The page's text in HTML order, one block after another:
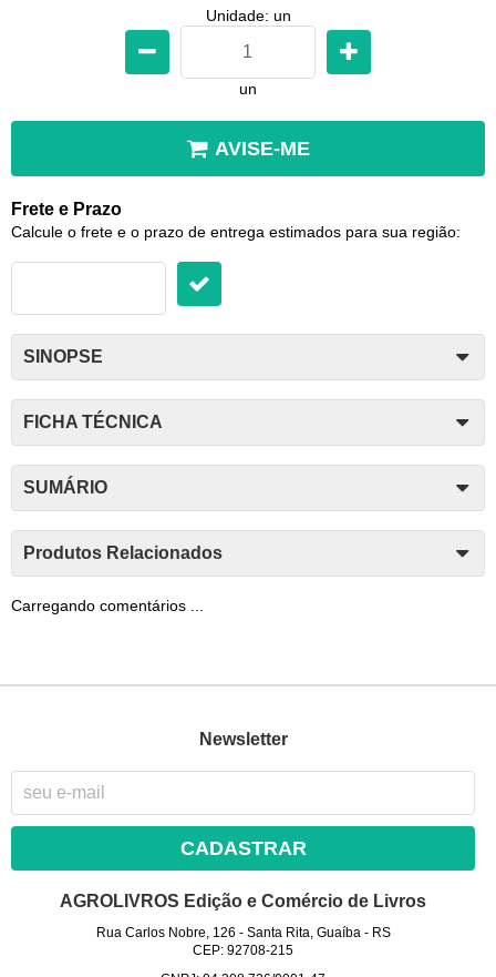
Unidade: un
un
AVISE-ME
Frete e Prazo
Calcule o frete e o prazo de entrega estimados para sua região:
SINOPSE
FICHA TÉCNICA
SUMÁRIO
Produtos Relacionados
Carregando comentários ...
Newsletter
CADASTRAR
AGROLIVROS Edição e Comércio de Livros
Rua Carlos Nobre, 126 - Santa Rita, Guaíba- RS
CEP: 92708-215